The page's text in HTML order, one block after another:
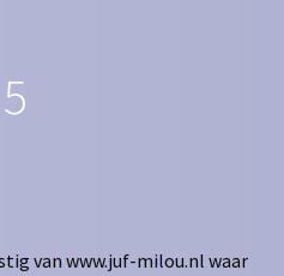
van www.juf-milou.nl waar